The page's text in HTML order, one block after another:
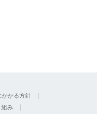
かかる方針
組み